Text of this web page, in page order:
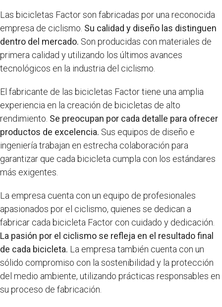
Las bicicletas Factor son fabricadas por una reconocida
empresa de ciclismo. Su calidad y diseño las distinguen
dentro del mercado. Son producidas con materiales de
primera calidad y utilizando los últimos avances
tecnológicos en la industria del ciclismo.
El fabricante de las bicicletas Factor tiene una amplia
experiencia en la creación de bicicletas de alto
rendimiento. Se preocupan por cada detalle para ofrecer
productos de excelencia. Sus equipos de diseño e
ingeniería trabajan en estrecha colaboración para
garantizar que cada bicicleta cumpla con los estándares
más exigentes.
La empresa cuenta con un equipo de profesionales
apasionados por el ciclismo, quienes se dedican a
fabricar cada bicicleta Factor con cuidado y dedicación.
La pasión por el ciclismo se refleja en el resultado final
de cada bicicleta. La empresa también cuenta con un
sólido compromiso con la sostenibilidad y la protección
del medio ambiente, utilizando prácticas responsables en
su proceso de fabricación.